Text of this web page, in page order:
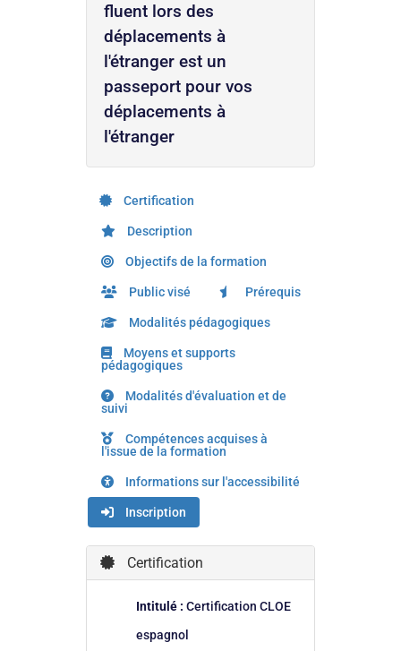
fluent lors des
déplacements à
l'étranger est un
passeport pour vos
déplacements à
l'étranger
Certification
Description
Objectifs de la formation
Public visé Prérequis
Modalités pédagogiques
Moyens et supports
pédagogiques
Modalités d'évaluation et de
suivi
Compétences acquises à
l'issue de la formation
Informations sur l'accessibilité
Inscription
Certification
Intitulé : Certification CLOE
espagnol